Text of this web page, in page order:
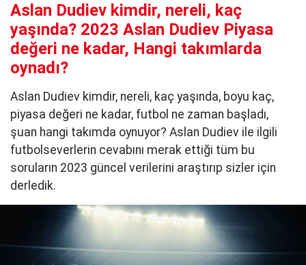
Aslan Dudiev kimdir, nereli, kaç
yaşında? 2023 Aslan Dudiev Piyasa
değeri ne kadar, Hangi takımlarda
oynadı?
Aslan Dudiev kimdir, nereli, kaç yaşında, boyu kaç,
piyasa değeri ne kadar, futbol ne zaman başladı,
şuan hangi takımda oynuyor? Aslan Dudiev ile ilgili
futbolseverlerin cevabını merak ettiği tüm bu
soruların 2023 güncel verilerini araştırıp sizler için
derledik.